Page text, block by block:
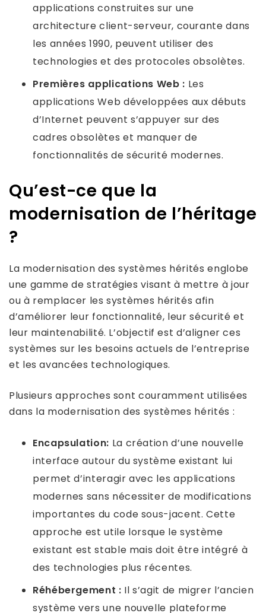
applications construites sur une
architecture client-serveur, courante dans
les années 1990, peuvent utiliser des
technologies et des protocoles obsolètes.
Premières applications Web : Les
applications Web développées aux débuts
d’Internet peuvent s’appuyer sur des
cadres obsolètes et manquer de
fonctionnalités de sécurité modernes.
Qu’est-ce que la
modernisation de l’héritage
?
La modernisation des systèmes hérités englobe
une gamme de stratégies visant à mettre à jour
ou à remplacer les systèmes hérités afin
d’améliorer leur fonctionnalité, leur sécurité et
leur maintenabilité. L’objectif est d’aligner ces
systèmes sur les besoins actuels de l’entreprise
et les avancées technologiques.
Plusieurs approches sont couramment utilisées
dans la modernisation des systèmes hérités :
Encapsulation: La création d’une nouvelle
interface autour du système existant lui
permet d’interagir avec les applications
modernes sans nécessiter de modifications
importantes du code sous-jacent. Cette
approche est utile lorsque le système
existant est stable mais doit être intégré à
des technologies plus récentes.
Réhébergement : Il s’agit de migrer l’ancien
système vers une nouvelle plateforme